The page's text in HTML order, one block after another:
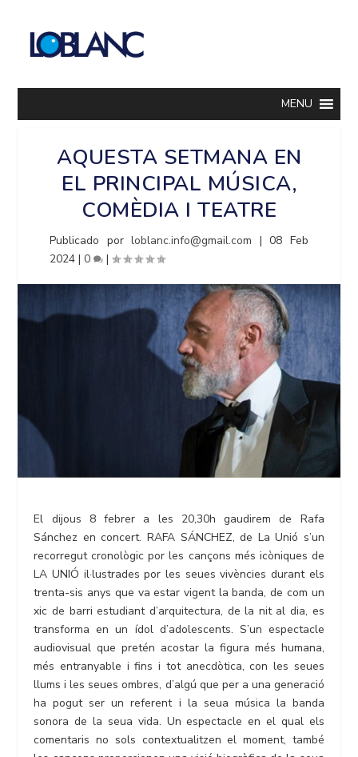
MENU
AQUESTA SETMANA EN
EL PRINCIPAL MÚSICA,
COMÈDIA I TEATRE
Publicado porloblanc.info@gmail.com |08 Feb
2024 |0 |
El dijous 8 febrer a les 20,30h gaudirem de Rafa
Sánchez en concert. RAFA SÁNCHEZ, de La Unió s’un
recorregut cronològic por les cançons més icòniques de
LA UNIÓ il·lustrades por les seues vivències durant els
trenta-sis anys que va estar vigent la banda, de com un
xic de barri estudiant d’arquitectura, de la nit al dia, es
transforma en un ídol d’adolescents. S’un espectacle
audiovisual que pretén acostar la figura més humana,
més entranyable i fins i tot anecdòtica, con les seues
llums i les seues ombres, d’algú que per a una generació
ha pogut ser un referent i la seua música la banda
sonora de la seua vida. Un espectacle en el qual els
comentaris no sols contextualitzen el moment, també